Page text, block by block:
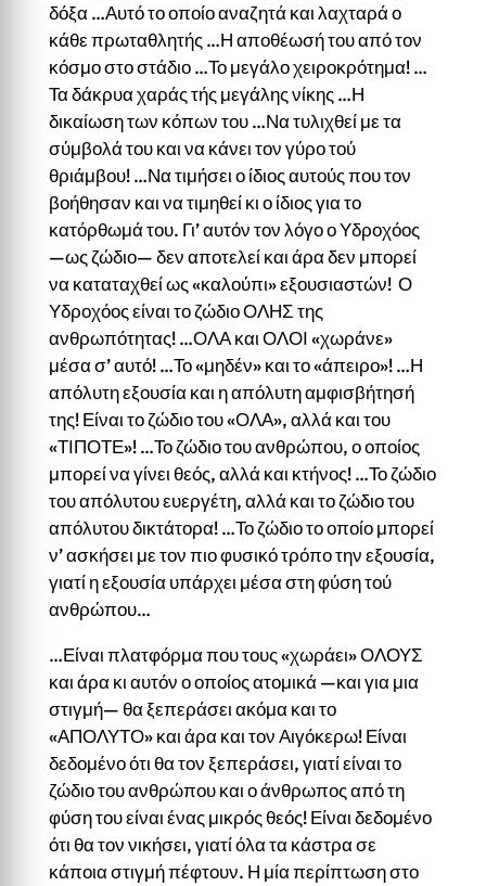
δόξα …Αυτό το οποίο αναζητά και λαχταρά ο
κάθε πρωταθλητής …Η αποθέωσή του από τον
κόσμο στο στάδιο …Το μεγάλο χειροκρότημα! …
Τα δάκρυα χαράς τής μεγάλης νίκης …Η
δικαίωση των κόπων του …Να τυλιχθεί με τα
σύμβολά του και να κάνει τον γύρο τού
θριάμβου! …Να τιμήσει ο ίδιος αυτούς που τον
βοήθησαν και να τιμηθεί κι ο ίδιος για το
κατόρθωμά του. Γι’ αυτόν τον λόγο ο Υδροχόος
—ως ζώδιο— δεν αποτελεί και άρα δεν μπορεί
να καταταχθεί ως «καλούπι» εξουσια­στών! Ο
Υδροχόος είναι το ζώδιο ΟΛΗΣ της
ανθρωπότητας! …ΟΛΑ και ΟΛΟΙ «χωράνε»
μέσα σ’ αυτό! …Το «μηδέν» και το «άπειρο»! …Η
απόλυτη εξουσία και η απόλυτη αμφισβήτησή
της! Είναι το ζώδιο του «ΟΛΑ», αλλά και του
«ΤΙΠΟΤΕ»! …Το ζώδιο του ανθρώπου, ο οποίος
μπορεί να γίνει θεός, αλλά και κτήνος! …Το ζώδιο
του απόλυτου ευεργέτη, αλλά και το ζώδιο του
απόλυτου δικτάτορα! …Το ζώδιο το οποίο μπορεί
ν’ ασκήσει με τον πιο φυσικό τρόπο την εξουσία,
γιατί η εξουσία υπάρχει μέσα στη φύση τού
ανθρώπου…
…Είναι πλατφόρμα που τους «χωράει» ΟΛΟΥΣ
και άρα κι αυτόν ο οποίος ατομικά —και για μια
στιγμή— θα ξεπεράσει ακόμα και το
«ΑΠΟΛΥΤΟ» και άρα και τον Αιγόκερω! Είναι
δεδομένο ότι θα τον ξεπεράσει, γιατί είναι το
ζώδιο του ανθρώπου και ο άνθρωπος από τη
φύση του είναι ένας μικρός θεός! Είναι δεδομένο
ότι θα τον νικήσει, γιατί όλα τα κάστρα σε
κάποια στιγμή πέφτουν. Η μία περίπτωση στο